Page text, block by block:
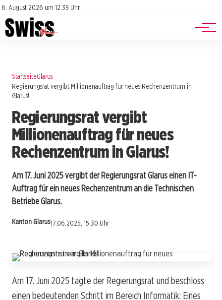
6. August 2026 um 12:39 Uhr
Impressum
Datenschutz
Jobs
Events
StartseiteGlarus
Regierungsrat vergibt Millionenauftrag für neues Rechenzentrum in
Glarus!
Regierungsrat vergibt
Millionenauftrag für neues
Rechenzentrum in Glarus!
Am 17. Juni 2025 vergibt der Regierungsrat Glarus einen IT-
Auftrag für ein neues Rechenzentrum an die Technischen
Betriebe Glarus.
Kanton Glarus17.06.2025, 15:30 Uhr
Am 17. Juni 2025 tagte der Regierungsrat und beschloss
einen bedeutenden Schritt im Bereich Informatik: Eines